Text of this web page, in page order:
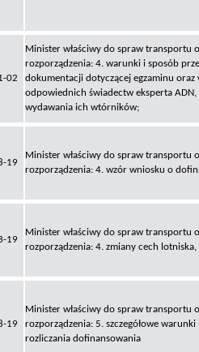
02
Minister właściwy do spraw transportu
rozporządzenia: 4. warunki i sposób
dokumentacji dotyczącej egzaminu oraz
odpowiednich świadectw eksperta ADN,
wydawania ich wtórników;
19
Minister właściwy do spraw transportu
rozporządzenia: 4. wzór wniosku o
19
Minister właściwy do spraw transportu
rozporządzenia: 4. zmiany cech lotniska,
19
Minister właściwy do spraw transportu
rozporządzenia: 5. szczegółowe
rozliczania dofinansowania